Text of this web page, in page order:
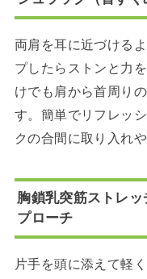
両肩を耳に近づける
プしたらストンと力
けでも肩から首周り
す。簡単でリフレッ
クの合間に取り入れ
胸鎖乳突筋ストレ
プローチ
片手を頭に添えて軽